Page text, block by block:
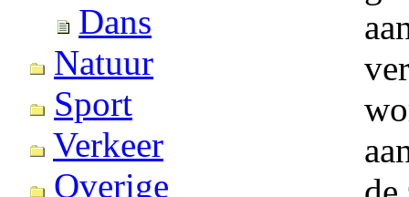
Dans
Natuur
Sport
Verkeer
Overige